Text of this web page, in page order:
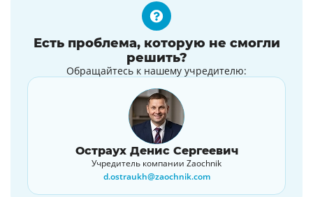
Есть проблема, которую не смогли
решить?
Обращайтесь к нашему учредителю:
Остраух Денис Сергеевич
Учредитель компании Zaochnik
d.ostraukh@zaochnik.com